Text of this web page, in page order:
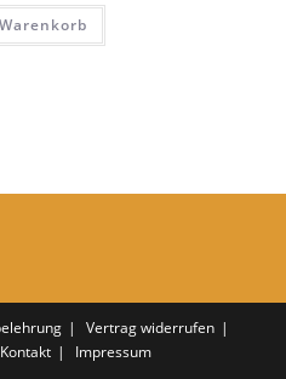
Vertrag widerrufen
Kontakt Impressum